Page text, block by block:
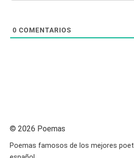
0 COMENTARIOS
© 2026 Poemas
Poemas famosos de los mejores